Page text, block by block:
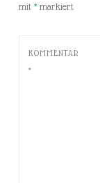
mit *markiert
KOMMENTAR
*